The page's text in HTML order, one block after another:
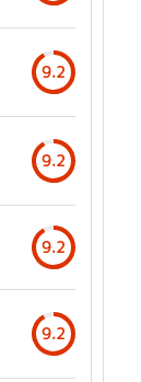
9.2
9.2
9.2
9.2